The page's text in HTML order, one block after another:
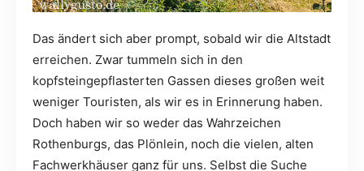
Das ändert sich aber prompt, sobald wir die Altstadt
erreichen. Zwar tummeln sich in den
kopfsteingepflasterten Gassen dieses großen weit
weniger Touristen, als wir es in Erinnerung haben.
Doch haben wir so weder das Wahrzeichen
Rothenburgs, das Plönlein, noch die vielen, alten
Fachwerkhäuser ganz für uns. Selbst die Suche